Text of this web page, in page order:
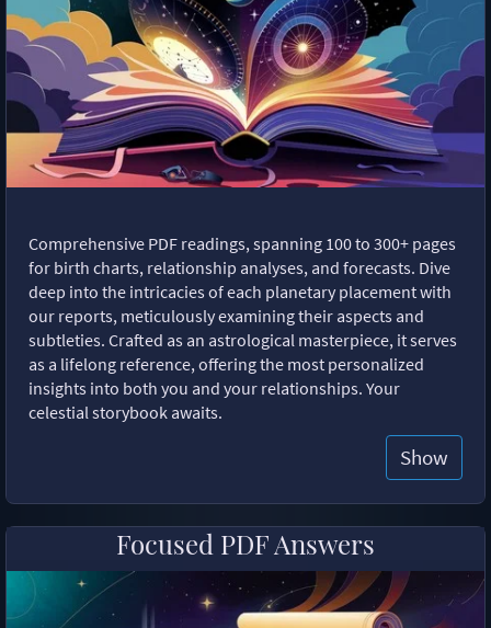
Comprehensive PDF readings, spanning 100 to 300+ pages
for birth charts, relationship analyses, and forecasts. Dive
deep into the intricacies of each planetary placement with
our reports, meticulously examining their aspects and
subtleties. Crafted as an astrological masterpiece, it serves
as a lifelong reference, offering the most personalized
insights into both you and your relationships. Your
celestial storybook awaits.
Show
Focused PDF Answers